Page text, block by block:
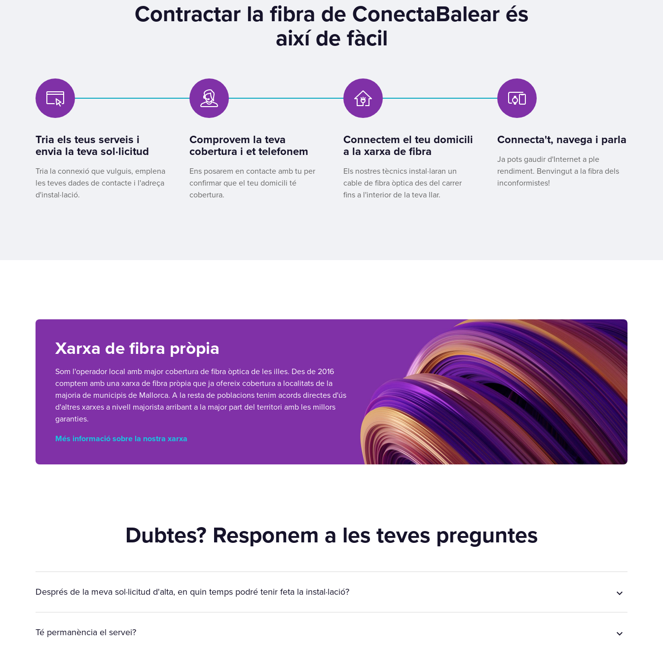
Contractar la fibra de ConectaBalear és
així de fàcil
Tria els teus serveis i
envia la teva sol·licitud
Tria la connexió que vulguis, emplena
les teves dades de contacte i l'adreça
d'instal·lació.
Comprovem la teva
cobertura i et telefonem
Ens posarem en contacte amb tu per
confirmar que el teu domicili té
cobertura.
Connectem el teu domicili
a la xarxa de fibra
Els nostres tècnics instal·laran un
cable de fibra òptica des del carrer
fins a l'interior de la teva llar.
Connecta't, navega i parla
Ja pots gaudir d'Internet a ple
rendiment. Benvingut a la fibra dels
inconformistes!
Xarxa de fibra pròpia
Som l'operador local amb major cobertura de fibra òptica de les illes. Des de 2016
comptem amb una xarxa de fibra pròpia que ja ofereix cobertura a localitats de la
majoria de municipis de Mallorca. A la resta de poblacions tenim acords directes d'ús
d'altres xarxes a nivell majorista arribant a la major part del territori amb les millors
garanties.
Més informació sobre la nostra xarxa
Dubtes? Responem a les teves preguntes
Després de la meva sol·licitud d'alta, en quin temps podré tenir feta la instal·lació?
Té permanència el servei?